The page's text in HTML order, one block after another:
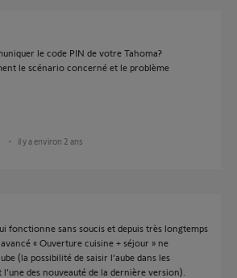
le code PIN de votre Tahoma?
le scénario concerné et le problème
il y a environ 2 ans
fonctionne sans soucis et depuis très longtemps
« Ouverture cuisine + séjour » ne
(la possibilité de saisir l’aube dans les
des nouveauté de la dernière version).